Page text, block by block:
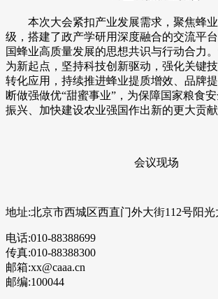
本次大会紧扣产业发展需求，聚焦蜂业
级，搭建了政产学研用深度融合的交流平
国蜂业高质量发展的思想共识与行动合力
为新起点，坚持科技创新驱动，强化关键
转化应用，持续推进蜂业提质增效、品牌
断做强做优“甜蜜事业”，为保障国家粮食
振兴、加快建设农业强国作出新的更大
会议现场
地址:北京市西城区西直门外大街112号阳光
电话:010-88388699
传真:010-88388300
邮箱:xx@caaa.cn
邮编:100044